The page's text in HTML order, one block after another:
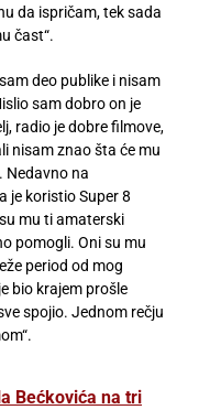
da ispričam, tek sada
čast“.
deo publike i nisam
sam dobro on je
radio je dobre filmove,
nisam znao šta će mu
Nedavno na
je koristio Super 8
mu ti amaterski
pomogli. Oni su mu
period od mog
bio krajem prošle
spojio. Jednom rečju
Bećkovića na tri